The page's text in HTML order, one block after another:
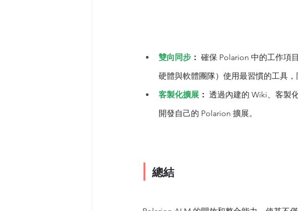
雙向同步 ： 確保 Polarion 中的工作項
硬體與軟體團隊）使用最習慣的工具
客製化擴展 ： 透過內建的 Wiki、客製
開發自己的 Polarion 擴展。
| 總結